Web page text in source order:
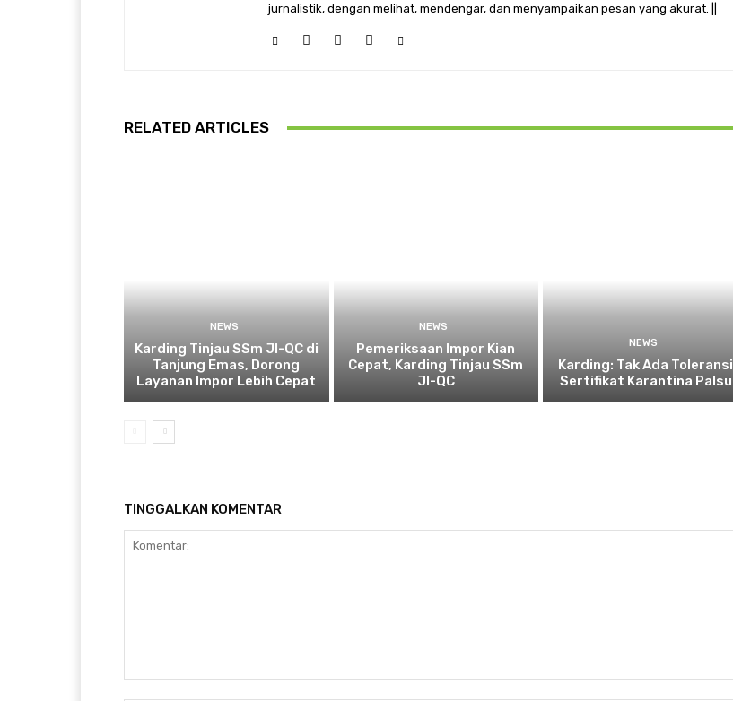
jurnalistik, dengan melihat, mendengar, dan menyampaikan pesan yang akurat. ||
RELATED ARTICLES
NEWS
Karding Tinjau SSm JI-QC di
Tanjung Emas, Dorong
Layanan Impor Lebih Cepat
NEWS
Pemeriksaan Impor Kian
Cepat, Karding Tinjau SSm
JI-QC
NEWS
Karding: Tak Ada Toleransi
Sertifikat Karantina Palsu
TINGGALKAN KOMENTAR